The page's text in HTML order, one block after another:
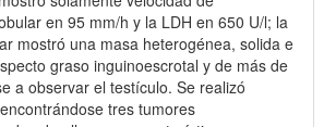
en 95 mm/h y la LDH en 650 U/l; la
mostró una masa heterogénea, solida e
graso inguinoescrotal y de más de
a observar el testículo. Se realizó
tres tumores